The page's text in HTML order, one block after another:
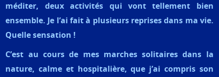
méditer, deux activités qui vont tellement bien
ensemble. Je l’ai fait à plusieurs reprises dans ma vie.
Quelle sensation !
C’est au cours de mes marches solitaires dans la
nature, calme et hospitalière, que j’ai compris son